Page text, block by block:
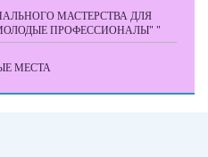
МАСТЕРСТВА ДЛЯ
ПРОФЕССИОНАЛЫ" "
МЕСТА